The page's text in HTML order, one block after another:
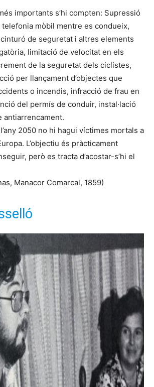
importants s’hi compten: Supressió
mòbil mentre es condueix,
cinturó de seguretat i altres elements
limitació de velocitat en els
de la seguretat dels ciclistes,
per llançament d’objectes que
o incendis, infracció de frau en
del permís de conduir, instal·lació
antiarrencament.
2050 no hi hagui víctimes mortals a
L’objectiu és pràcticament
però es tracta d’acostar-s’hi el
Manacor Comarcal, 1859)